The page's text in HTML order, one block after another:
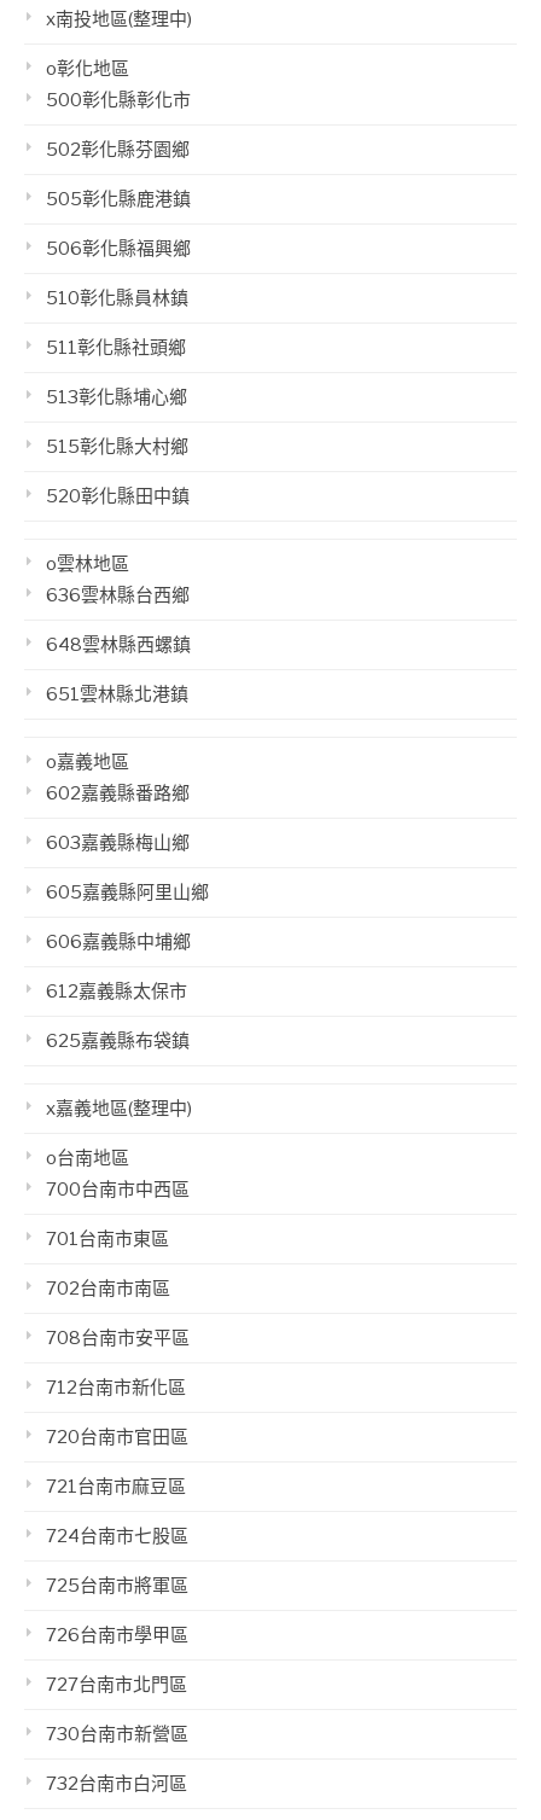
x南投地區(整理中)
o彰化地區
500彰化縣彰化市
502彰化縣芬園鄉
505彰化縣鹿港鎮
506彰化縣福興鄉
510彰化縣員林鎮
511彰化縣社頭鄉
513彰化縣埔心鄉
515彰化縣大村鄉
520彰化縣田中鎮
o雲林地區
636雲林縣台西鄉
648雲林縣西螺鎮
651雲林縣北港鎮
o嘉義地區
602嘉義縣番路鄉
603嘉義縣梅山鄉
605嘉義縣阿里山鄉
606嘉義縣中埔鄉
612嘉義縣太保市
625嘉義縣布袋鎮
x嘉義地區(整理中)
o台南地區
700台南市中西區
701台南市東區
702台南市南區
708台南市安平區
712台南市新化區
720台南市官田區
721台南市麻豆區
724台南市七股區
725台南市將軍區
726台南市學甲區
727台南市北門區
730台南市新營區
732台南市白河區